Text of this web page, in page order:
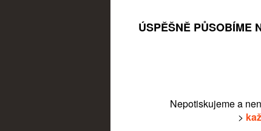
ÚSPĚŠNĚ PŮSOBÍME
Nepotiskujeme a
>